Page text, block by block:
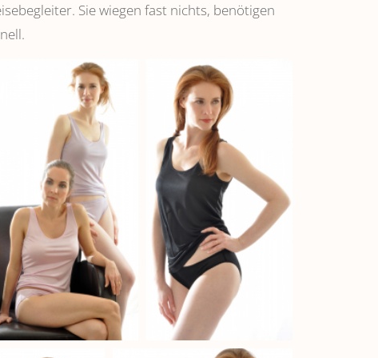
Sie wiegen fast nichts, benötigen